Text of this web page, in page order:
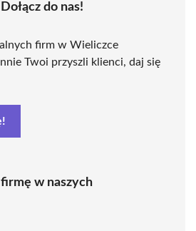
do nas!
firm w Wieliczce
Twoi przyszli klienci, daj się
firmę w naszych